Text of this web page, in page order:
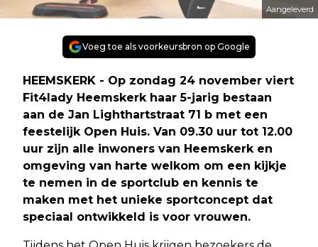
Aangeleverd
Voeg toe als voorkeursbron op Google
HEEMSKERK - Op zondag 24 november viert
Fit4lady Heemskerk haar 5-jarig bestaan
aan de Jan Lighthartstraat 71 b met een
feestelijk Open Huis. Van 09.30 uur tot 12.00
uur zijn alle inwoners van Heemskerk en
omgeving van harte welkom om een kijkje
te nemen in de sportclub en kennis te
maken met het unieke sportconcept dat
speciaal ontwikkeld is voor vrouwen.